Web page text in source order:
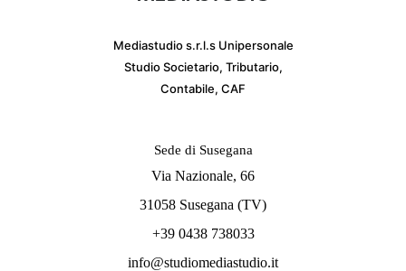
Mediastudio s.r.l.s Unipersonale
Studio Societario, Tributario,
Contabile, CAF
Sede di Susegana
Via Nazionale, 66
31058 Susegana (TV)
+39 0438 738033
info@studiomediastudio.it